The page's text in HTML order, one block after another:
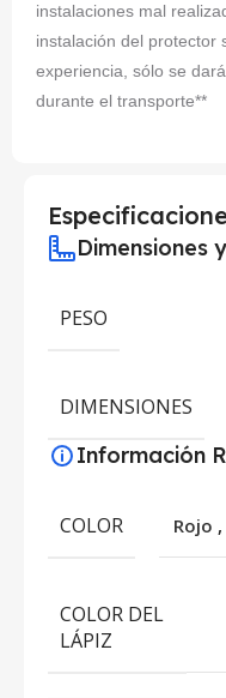
instalaciones mal
instalación del protector
experiencia, sólo se
durante el transporte**
Dimensiones
PESO
DIMENSIONES
Información
COLOR Rojo ,
COLOR DEL
LÁPIZ